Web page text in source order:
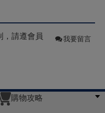
，請遵會員
我要留言
購物攻略